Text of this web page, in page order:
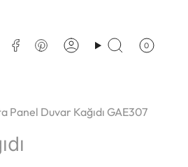
FacebookPinterestAccountSearch 0
Panel Duvar Kağıdı GAE307